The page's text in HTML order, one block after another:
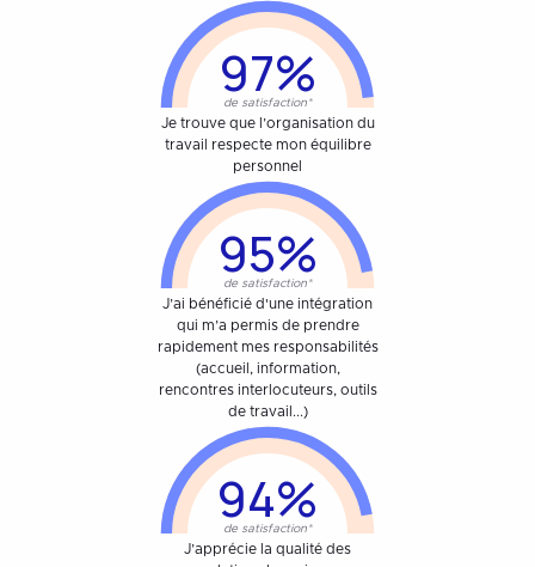
97%
de satisfaction*
Je trouve que l’organisation du
travail respecte mon équilibre
personnel
95%
de satisfaction*
J’ai bénéficié d'une intégration
qui m’a permis de prendre
rapidement mes responsabilités
(accueil, information,
rencontres interlocuteurs, outils
de travail...)
94%
de satisfaction*
J’apprécie la qualité des